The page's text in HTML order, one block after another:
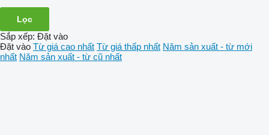
Lọc
Sắp xếp: Đặt vào
Đặt vào Từ giá cao nhất Từ giá thấp nhất Năm sản xuất - từ mới
nhất Năm sản xuất - từ cũ nhất